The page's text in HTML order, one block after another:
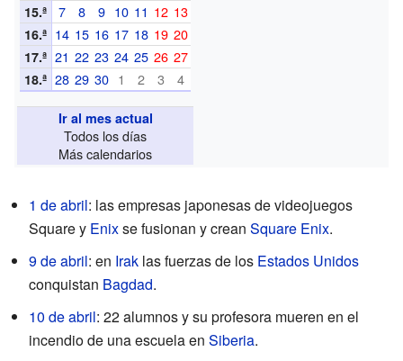
15.ª 7 8 9 10 11 12 13
16.ª 14 15 16 17 18 19 20
17.ª 21 22 23 24 25 26 27
18.ª 28 29 30 1 2 3 4
Ir al mes actual
Todos los días
Más calendarios
1 de abril: las empresas japonesas de videojuegos
Square y Enixse fusionan y crean Square Enix.
9 de abril: en Irak las fuerzas de los Estados Unidos
conquistan Bagdad.
10 de abril: 22 alumnos y su profesora mueren en el
incendio de una escuela en Siberia.